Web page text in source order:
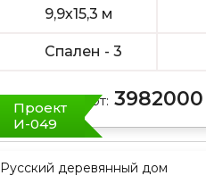
9,9х15,3 м
Спален - 3
Цена от: 3982000
Проект
И-049
Русский деревянный дом